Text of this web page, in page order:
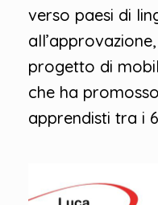
verso paesi di
all’approvazione,
progetto di
che ha
apprendisti tra i